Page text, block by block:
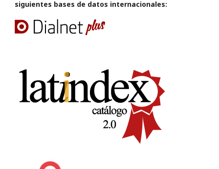
siguientes bases de datos internacionales: